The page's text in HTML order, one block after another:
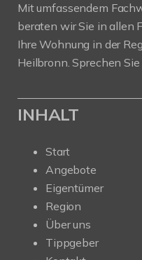
Mit umfassendem
beraten wir Sie in allen
Ihre Wohnung in der
Heilbronn. Sprechen
INHALT
Start
Angebote
Eigentümer
Region
Über uns
Tippgeber